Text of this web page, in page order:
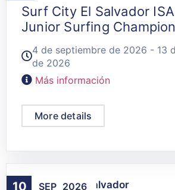
Surf City El Salvador
Junior Surfing
4 de septiembre de 2026 - 13
de 2026
Más información
More details
10 SEP 2026
Agenda ,San Salvador